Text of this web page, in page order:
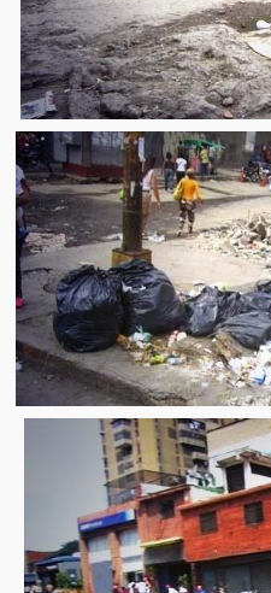
Videos
Chistes